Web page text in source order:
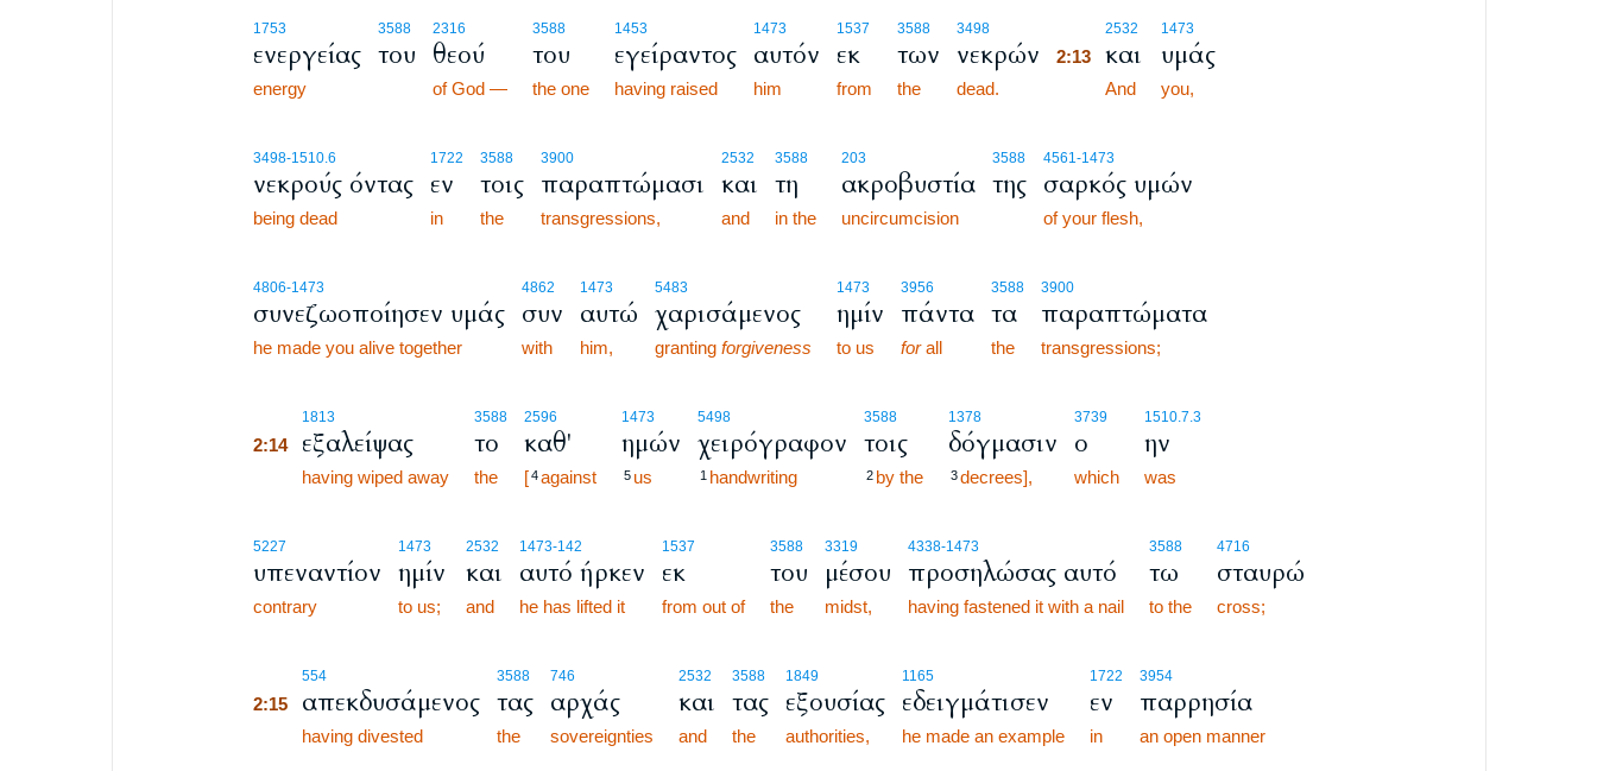
1753
ενεργείας
energy
3588
του
2316
θεού
of God —
3588
του
the one
1453
εγείραντος
having raised
1473
αυτόν
him
1537
εκ
from
3588
των
the
3498
νεκρών
dead.
2532
2:13 και
And
1473
υμάς
you,
3498-1510.6
νεκρούς όντας
being dead
1722
εν
in
3588
τοις
the
3900
παραπτώμασι
transgressions,
2532
και
and
3588
τη
in the
203
ακροβυστία
uncircumcision
3588
της
4561-1473
σαρκός υμών
of your flesh,
4806-1473
συνεζωοποίησεν υμάς
he made you alive together
4862
συν
with
1473
αυτώ
him,
5483
χαρισάμενος
granting forgiveness
1473
ημίν
to us
3956
πάντα
forall
3588
τα
the
3900
παραπτώματα
transgressions;
1813
2:14 εξαλείψας
having wiped away
3588
το
the
2596
καθ'
[ 4 against
1473
ημών
5 us
5498
χειρόγραφον
1 handwriting
3588
τοις
2 by the
1378
δόγμασιν
3 decrees],
3739
ο
which
1510.7.3
ην
was
5227
υπεναντίον
contrary
1473
ημίν
to us;
2532
και
and
1473-142
αυτό ήρκεν
he has lifted it
1537
εκ
from out of
3588
του
the
3319
μέσου
midst,
4338-1473
προσηλώσας αυτό
having fastened it with a nail
3588
τω
to the
4716
σταυρώ
cross;
554
2:15 απεκδυσάμενος
having divested
3588
τας
the
746
αρχάς
sovereignties
2532
και
and
3588
τας
the
1849
εξουσίας
authorities,
1165
εδειγμάτισεν
he made an example
1722
εν
in
3954
παρρησία
an open manner